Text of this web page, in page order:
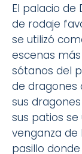
El palacio de
de rodaje
se utilizó
escenas
sótanos del
de dragones
sus
sus patios
venganza de
pasillo